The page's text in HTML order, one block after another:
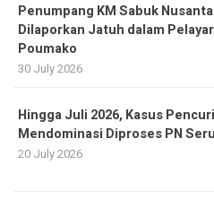
Penumpang KM Sabuk
Dilaporkan Jatuh dalam
Poumako
30 July 2026
Hingga Juli 2026, Kasus
Mendominasi Diproses PN
20 July 2026